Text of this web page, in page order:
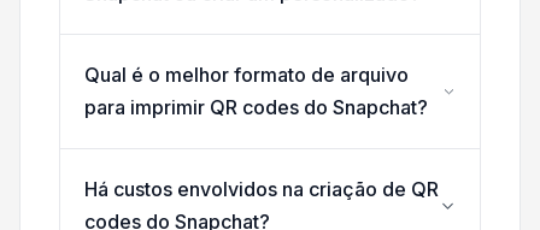
Qual é o melhor formato de arquivo
para imprimir QR codes do Snapchat?
Há custos envolvidos na criação de QR
codes do Snapchat?